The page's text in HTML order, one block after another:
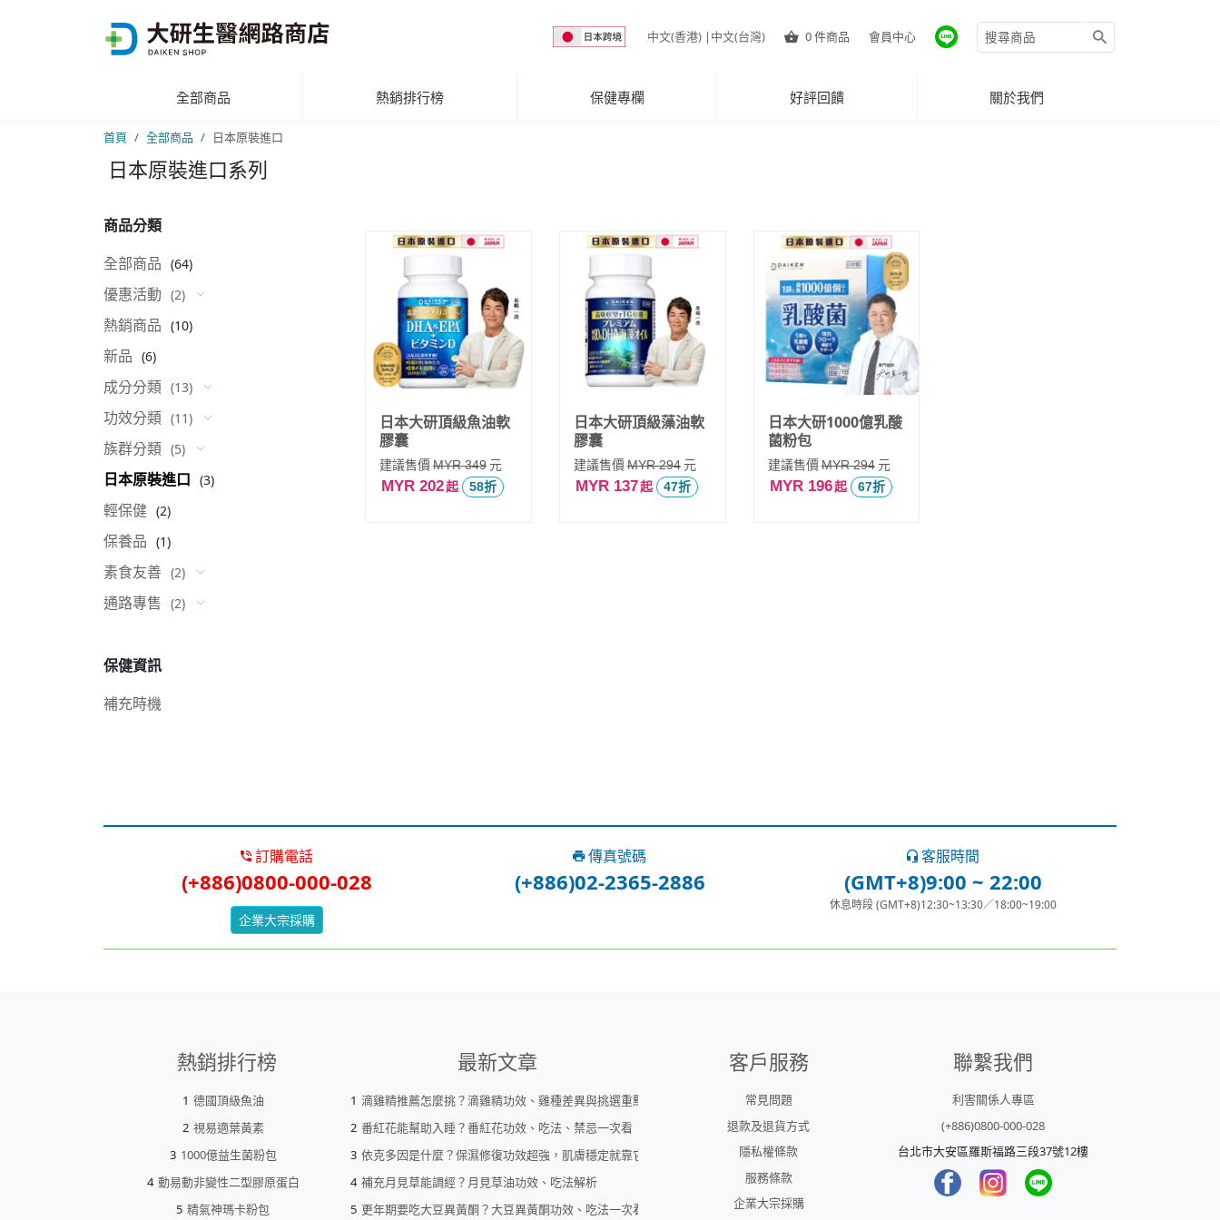
中文(香港) | 中文(台灣) 0件商品 會員中心
全部商品 熱銷排行榜 保健專欄 好評回饋 關於我們
首頁 全部商品 日本原裝進口
日本原裝進口系列
商品分類
全部商品 (64)
優惠活動 (2)
熱銷商品 (10)
新品 (6)
成分分類 (13)
功效分類 (11)
族群分類 (5)
日本原裝進口 (3)
輕保健 (2)
保養品 (1)
素食友善 (2)
通路專售 (2)
保健資訊
補充時機
日本大研頂級魚油軟
膠囊
建議售價MYR 349元
MYR 202起 58折
日本大研頂級藻油軟
膠囊
建議售價MYR 294 元
MYR 137起 47折
日本大研1000億乳酸
菌粉包
建議售價MYR 294 元
MYR 196起 67折
訂購電話
(+886)0800-000-028
企業大宗採購
傳真號碼
(+886)02-2365-2886
客服時間
(GMT+8)9:00 ~ 22:00
休息時段 (GMT+8)12:30~13:30／18:00~19:00
熱銷排行榜
德國頂級魚油
視易適葉黃素
1000億益生菌粉包
動易動非變性二型膠原蛋白
精氣神瑪卡粉包
最新文章
滴雞精推薦怎麼挑？滴雞精功效、雞種差異與挑選重點
番紅花能幫助入睡？番紅花功效、吃法、禁忌一次看
依克多因是什麼？保濕修復功效超強，肌膚穩定就靠它！
補充月見草能調經？月見草油功效、吃法解析
更年期要吃大豆異黃酮？大豆異黃酮功效、吃法一次看
客戶服務
常見問題
退款及退貨方式
隱私權條款
服務條款
企業大宗採購
聯繫我們
利害關係人專區
(+886)0800-000-028
台北市大安區羅斯福路三段37號12樓